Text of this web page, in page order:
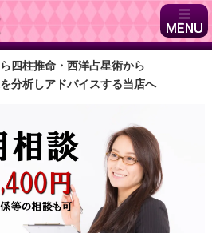
四柱推命・西洋占星術から
分析しアドバイスする当店へ